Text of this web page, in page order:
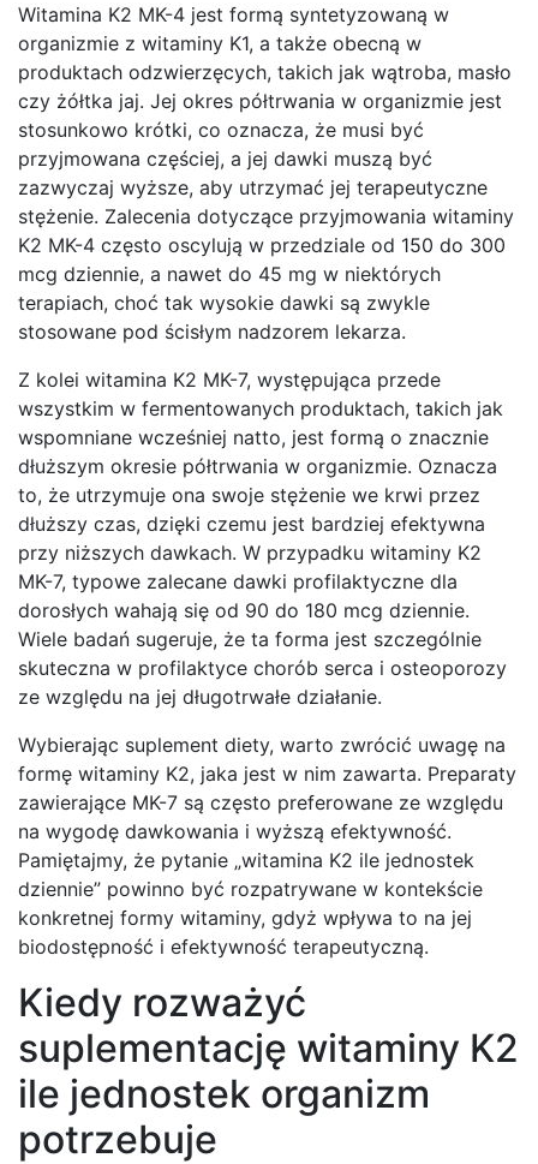
Witamina K2 MK-4 jest formą syntetyzowaną w
organizmie z witaminy K1, a także obecną w
produktach odzwierzęcych, takich jak wątroba, masło
czy żółtka jaj. Jej okres półtrwania w organizmie jest
stosunkowo krótki, co oznacza, że musi być
przyjmowana częściej, a jej dawki muszą być
zazwyczaj wyższe, aby utrzymać jej terapeutyczne
stężenie. Zalecenia dotyczące przyjmowania witaminy
K2 MK-4 często oscylują w przedziale od 150 do 300
mcg dziennie, a nawet do 45 mg w niektórych
terapiach, choć tak wysokie dawki są zwykle
stosowane pod ścisłym nadzorem lekarza.
Z kolei witamina K2 MK-7, występująca przede
wszystkim w fermentowanych produktach, takich jak
wspomniane wcześniej natto, jest formą o znacznie
dłuższym okresie półtrwania w organizmie. Oznacza
to, że utrzymuje ona swoje stężenie we krwi przez
dłuższy czas, dzięki czemu jest bardziej efektywna
przy niższych dawkach. W przypadku witaminy K2
MK-7, typowe zalecane dawki profilaktyczne dla
dorosłych wahają się od 90 do 180 mcg dziennie.
Wiele badań sugeruje, że ta forma jest szczególnie
skuteczna w profilaktyce chorób serca i osteoporozy
ze względu na jej długotrwałe działanie.
Wybierając suplement diety, warto zwrócić uwagę na
formę witaminy K2, jaka jest w nim zawarta. Preparaty
zawierające MK-7 są często preferowane ze względu
na wygodę dawkowania i wyższą efektywność.
Pamiętajmy, że pytanie „witamina K2 ile jednostek
dziennie” powinno być rozpatrywane w kontekście
konkretnej formy witaminy, gdyż wpływa to na jej
biodostępność i efektywność terapeutyczną.
Kiedy rozważyć
suplementację witaminy K2
ile jednostek organizm
potrzebuje